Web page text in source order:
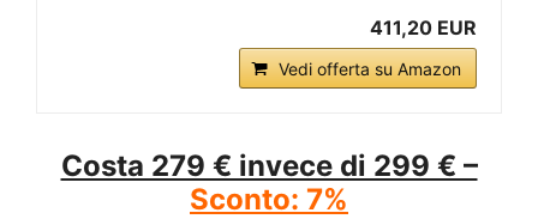
411,20 EUR
Vedi offerta su Amazon
Costa 279 € invece di 299 € –
Sconto: 7%